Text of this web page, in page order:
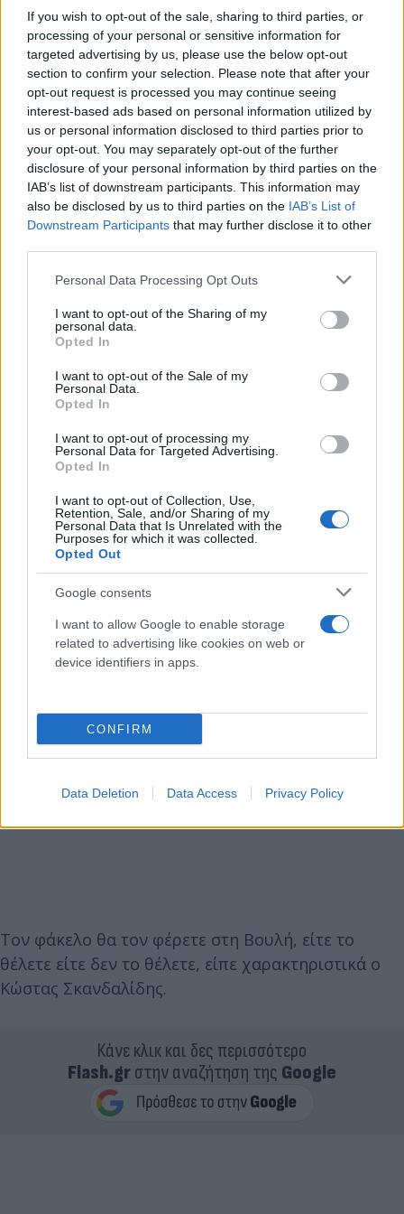
If you wish to opt-out of the sale, sharing to third parties, or
processing of your personal or sensitive information for
targeted advertising by us, please use the below opt-out
section to confirm your selection. Please note that after your
opt-out request is processed you may continue seeing
interest-based ads based on personal information utilized by
us or personal information disclosed to third parties prior to
your opt-out. You may separately opt-out of the further
disclosure of your personal information by third parties on the
IAB’s list of downstream participants. This information may
also be disclosed by us to third parties on the IAB’s List of
Downstream Participants that may further disclose it to other
Please note that this website/app uses one or more Google
not limited to your visit or usage behaviour. You may click to
grant or deny consent to Google and its third-party tags to
use your data for below specified purposes in below Google
consent section.
Personal Data Processing Opt Outs
I want to opt-out of the Sharing of my
personal data.
Opted In
I want to opt-out of the Sale of my
Personal Data.
Opted In
I want to opt-out of processing my
Personal Data for Targeted Advertising.
Opted In
I want to opt-out of Collection, Use,
Retention, Sale, and/or Sharing of my
Personal Data that Is Unrelated with the
Purposes for which it was collected.
Opted Out
Google consents
I want to allow Google to enable storage
related to advertising like cookies on web or
device identifiers in apps.
CONFIRM
Data Deletion Data Access Privacy Policy
ουσίας», είπε ο βουλευτής του ΠΑΣΟΚ-Κινήματος
Αλλαγής.
Προανήγγειλε μάλιστα ότι κατά την επερχόμενη
συνεδρίαση της επιτροπής Θεσμών και Διαφάνειας,
θα ζητήσει την κατάθεση του φακέλου της ΕΥΠ για
παρακολούθηση του προέδρου του ΠΑΣΟΚ-
Κινήματος Αλλαγής. Η επιτροπή έχει τη δυνατότητα
να ενημερωθεί με επίσημο τρόπο, τόσο για την
εισαγγελικής έγκρισης, υπογράμμισε ο Κώστας
Σκανδαλίδης.
Τον φάκελο θα τον φέρετε στη Βουλή, είτε το
θέλετε είτε δεν το θέλετε, είπε χαρακτηριστικά ο
Κώστας Σκανδαλίδης.
Κάνε κλικ και δες περισσότερο
Flash.grστην αναζήτηση της Google